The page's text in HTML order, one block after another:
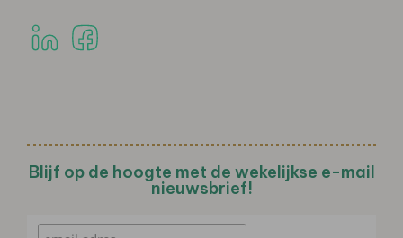
Blijf op de hoogte met de wekelijkse e-mail
nieuwsbrief!